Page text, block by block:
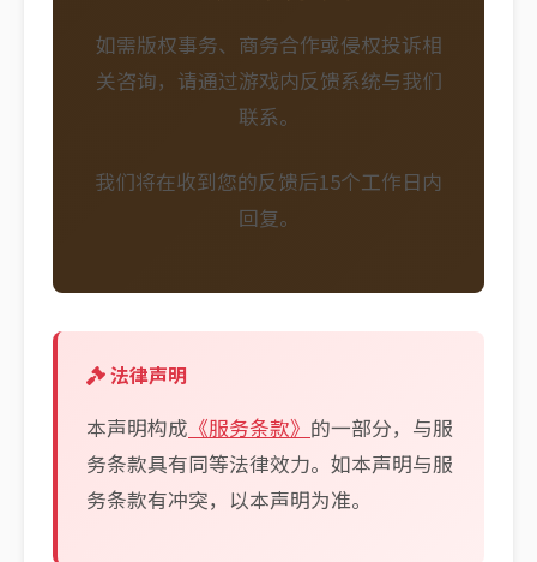
如需版权事务、商务合作或侵权投诉相
关咨询，请通过游戏内反馈系统与我们
联系。
我们将在收到您的反馈后15个工作日内
回复。
法律声明
本声明构成 《服务条款》 的一部分，与服
务条款具有同等法律效力。如本声明与服
务条款有冲突，以本声明为准。